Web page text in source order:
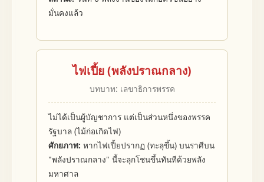
มั่นคงแล้ว
ไฟเปี้ย (พลังปราณกลาง)
บทบาท: เลขาธิการพรรค
ไม่ได้เป็นผู้บัญชาการ แต่เป็นส่วนหนึ่งของพรรค
รัฐบาล (ไม้ก่อเกิดไฟ)
ศักยภาพ: หากไฟเปี้ยปรากฏ (ทะลุขึ้น) บนราศีบน
"พลังปราณกลาง" นี้จะลุกโชนขึ้นทันทีด้วยพลัง
มหาศาล